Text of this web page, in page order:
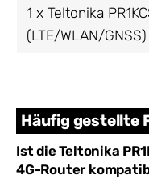
1 x Teltonika
(LTE/WLAN/GNSS)
Häufig gestellte
Ist die Teltonika
4G-Router